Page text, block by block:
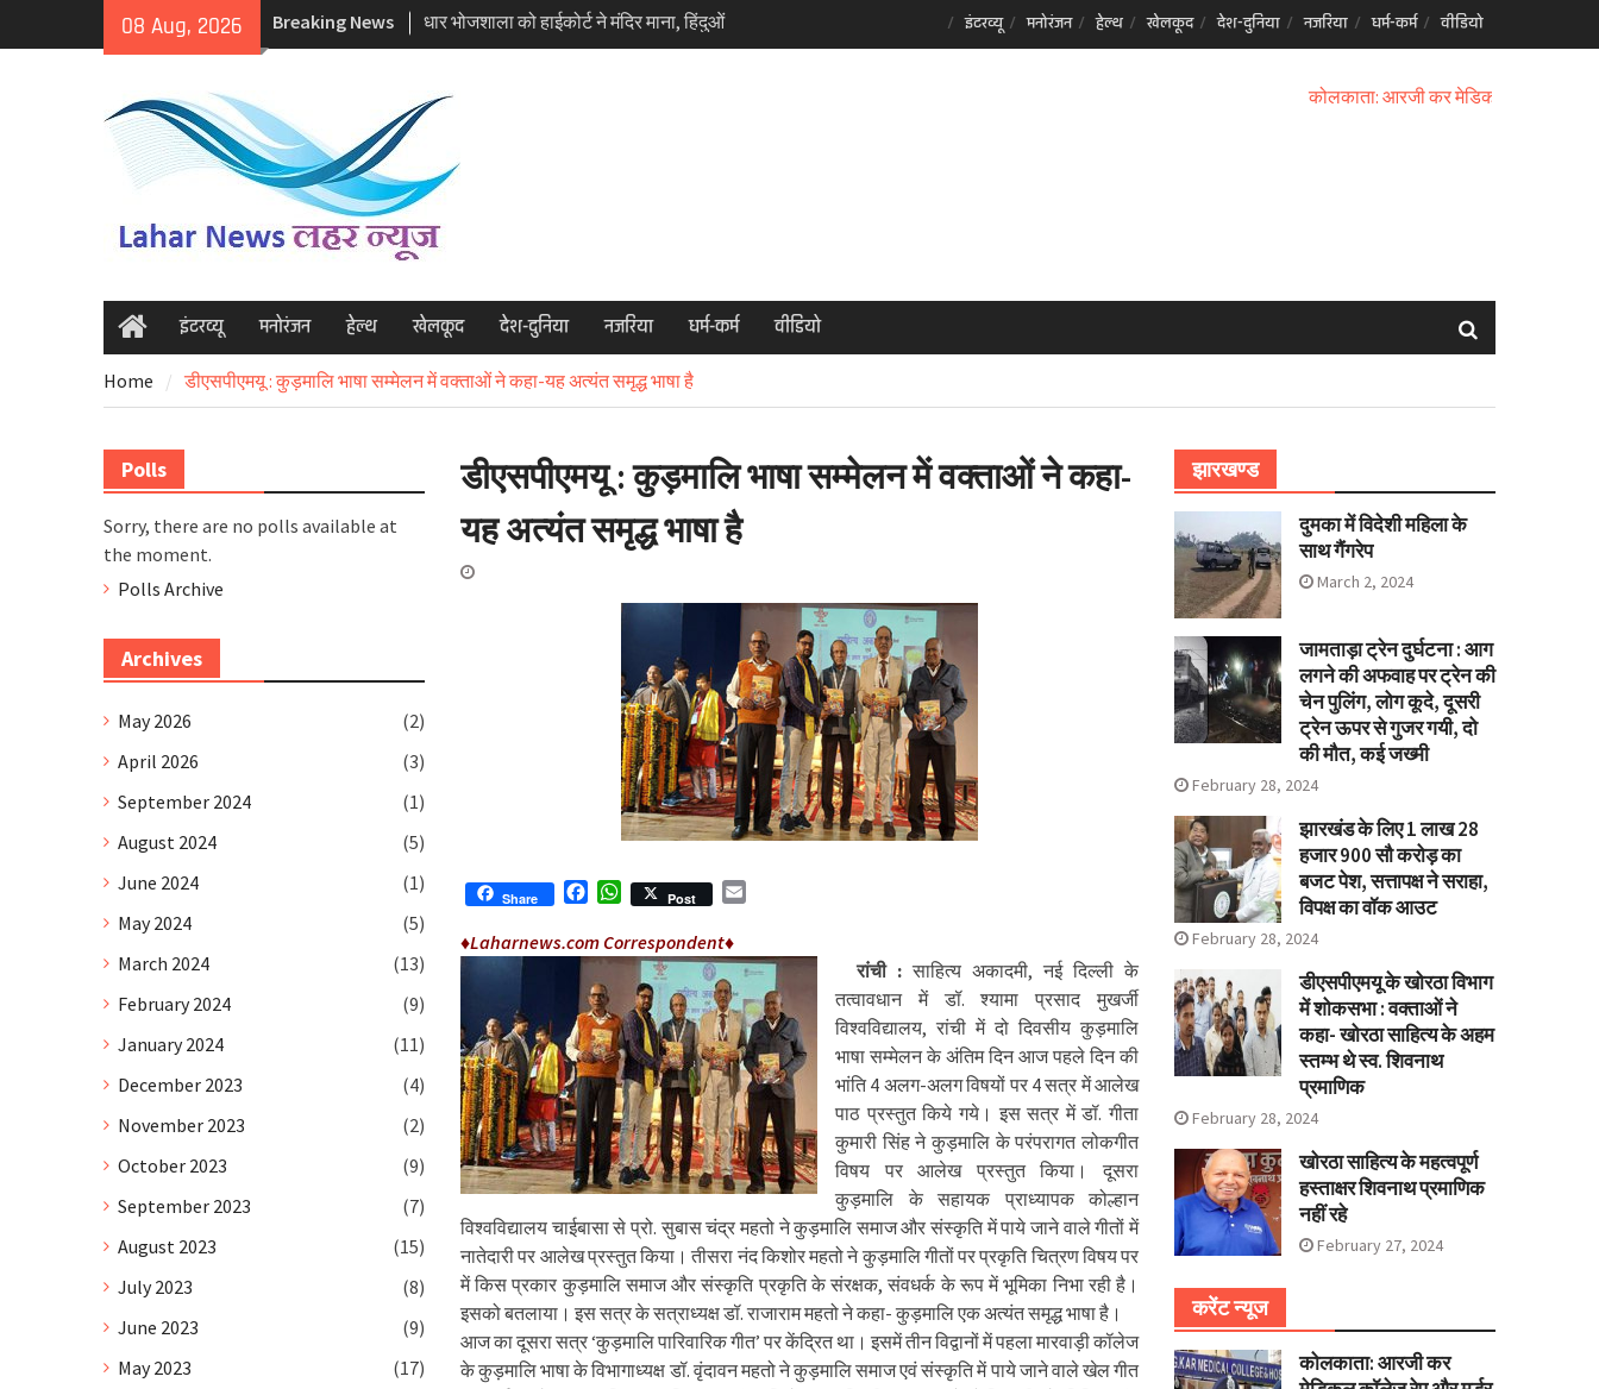
08 Aug, 2026 Breaking News
राज्यसभा की सदस्यता कल ग्रहण करेंगे नीतीश
कुमार
मर्डर मामले में तीन आईपीएस अधिकारी निलंबित
को पूजा का अधिकार
इंटरव्यू मनोरंजन हेल्थ खेलकूद देश-दुनिया नजरिया धर्म-कर्म वीडियो
कोलकाता: आरजी कर मेडिकल कॉलेज रेप और
Homeइंटरव्यू मनोरंजन हेल्थ खेलकूद देश-दुनिया नजरिया धर्म-कर्म वीडियो
Home डीएसपीएमयू : कुड़मालि भाषा सम्मेलन में वक्ताओं ने कहा-यह अत्यंत समृद्ध भाषा है
डीएसपीएमयू : कुड़मालि भाषा सम्मेलन में वक्ताओं ने कहा-
यह अत्यंत समृद्ध भाषा है
Share FacebookWhatsApp
Post
♦Laharnews.com Correspondent♦
रांची : साहित्य अकादमी, नई दिल्ली के
तत्वावधान में डॉ. श्यामा प्रसाद मुखर्जी
विश्वविद्यालय, रांची में दो दिवसीय कुड़मालि
भाषा सम्मेलन के अंतिम दिन आज पहले दिन की
भांति 4 अलग-अलग विषयों पर 4 सत्र में आलेख
पाठ प्रस्तुत किये गये। इस सत्र में डॉ. गीता
कुमारी सिंह ने कुड़मालि के परंपरागत लोकगीत
विषय पर आलेख प्रस्तुत किया। दूसरा
कुड़मालि के सहायक प्राध्यापक कोल्हान
विश्वविद्यालय चाईबासा से प्रो. सुबास चंद्र महतो ने कुड़मालि समाज और संस्कृति में पाये जाने वाले गीतों में
नातेदारी पर आलेख प्रस्तुत किया। तीसरा नंद किशोर महतो ने कुड़मालि गीतों पर प्रकृति चित्रण विषय पर
में किस प्रकार कुड़मालि समाज और संस्कृति प्रकृति के संरक्षक, संवधर्क के रूप में भूमिका निभा रही है।
इसको बतलाया। इस सत्र के सत्राध्यक्ष डॉ. राजाराम महतो ने कहा- कुड़मालि एक अत्यंत समृद्ध भाषा है।
आज का दूसरा सत्र ‘कुड़मालि पारिवारिक गीत’ पर केंद्रित था। इसमें तीन विद्वानों में पहला मारवाड़ी कॉलेज
के कुड़मालि भाषा के विभागाध्यक्ष डॉ. वृंदावन महतो ने कुड़मालि समाज एवं संस्कृति में पाये जाने वाले खेल गीत
झारखण्ड
दुमका में विदेशी महिला के
साथ गैंगरेप
March 2, 2024
जामताड़ा ट्रेन दुर्घटना : आग
लगने की अफवाह पर ट्रेन की
चेन पुलिंग, लोग कूदे, दूसरी
ट्रेन ऊपर से गुजर गयी, दो
की मौत, कई जख्मी
February 28, 2024
झारखंड के लिए 1 लाख 28
हजार 900 सौ करोड़ का
बजट पेश, सत्तापक्ष ने सराहा,
विपक्ष का वॉक आउट
February 28, 2024
डीएसपीएमयू के खोरठा विभाग
में शोकसभा : वक्ताओं ने
कहा- खोरठा साहित्य के अहम
स्तम्भ थे स्व. शिवनाथ
प्रमाणिक
February 28, 2024
खोरठा साहित्य के महत्वपूर्ण
हस्ताक्षर शिवनाथ प्रमाणिक
नहीं रहे
February 27, 2024
करेंट न्यूज
कोलकाता: आरजी कर
Polls
Sorry, there are no polls available at
the moment.
Polls Archive
Archives
May 2026
(2)
April 2026
(3)
September 2024
(1)
August 2024
(5)
June 2024
(1)
May 2024
(5)
March 2024
(13)
February 2024
(9)
January 2024
(11)
December 2023
(4)
November 2023
(2)
October 2023
(9)
September 2023
(7)
August 2023
(15)
July 2023
(8)
June 2023
(9)
May 2023
(17)